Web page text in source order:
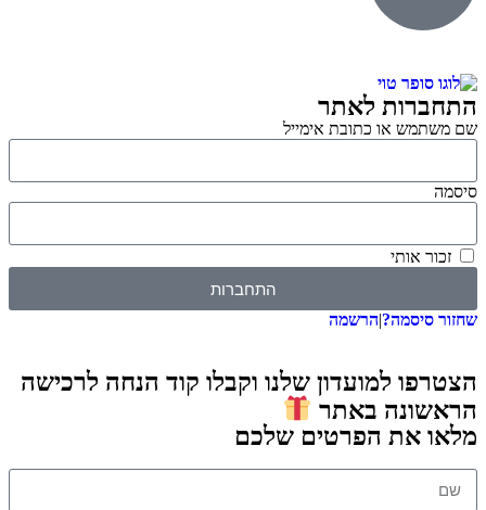
התחברות לאתר
שם משתמש או כתובת אימייל
סיסמה
זכור אותי
התחברות
שחזור סיסמה?|הרשמה
הצטרפו למועדון שלנו וקבלו קוד הנחה לרכישה
הראשונה באתר
מלאו את הפרטים שלכם